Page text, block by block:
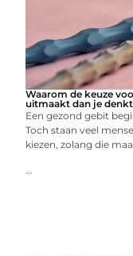
Waarom de keuze
uitmaakt dan je denkt
Een gezond gebit
Toch staan veel
kiezen, zolang die
...